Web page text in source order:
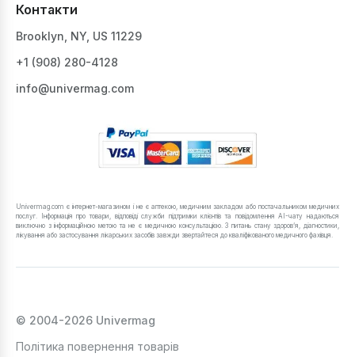
Контакти
Brooklyn, NY, US 11229
+1 ‪(908) 280-4128‬
info@univermag.com
Univermag.com є інтернет-магазином і не є аптекою, медичним закладом або постачальником медичних
послуг. Інформація про товари, відповіді служби підтримки клієнтів та повідомлення AI-чату надаються
виключно з інформаційною метою та не є медичною консультацією. З питань стану здоров’я, діагностики,
лікування або застосування лікарських засобів завжди звертайтеся до кваліфікованого медичного фахівця.
© 2004-2026 Univermag
Політика повернення товарів